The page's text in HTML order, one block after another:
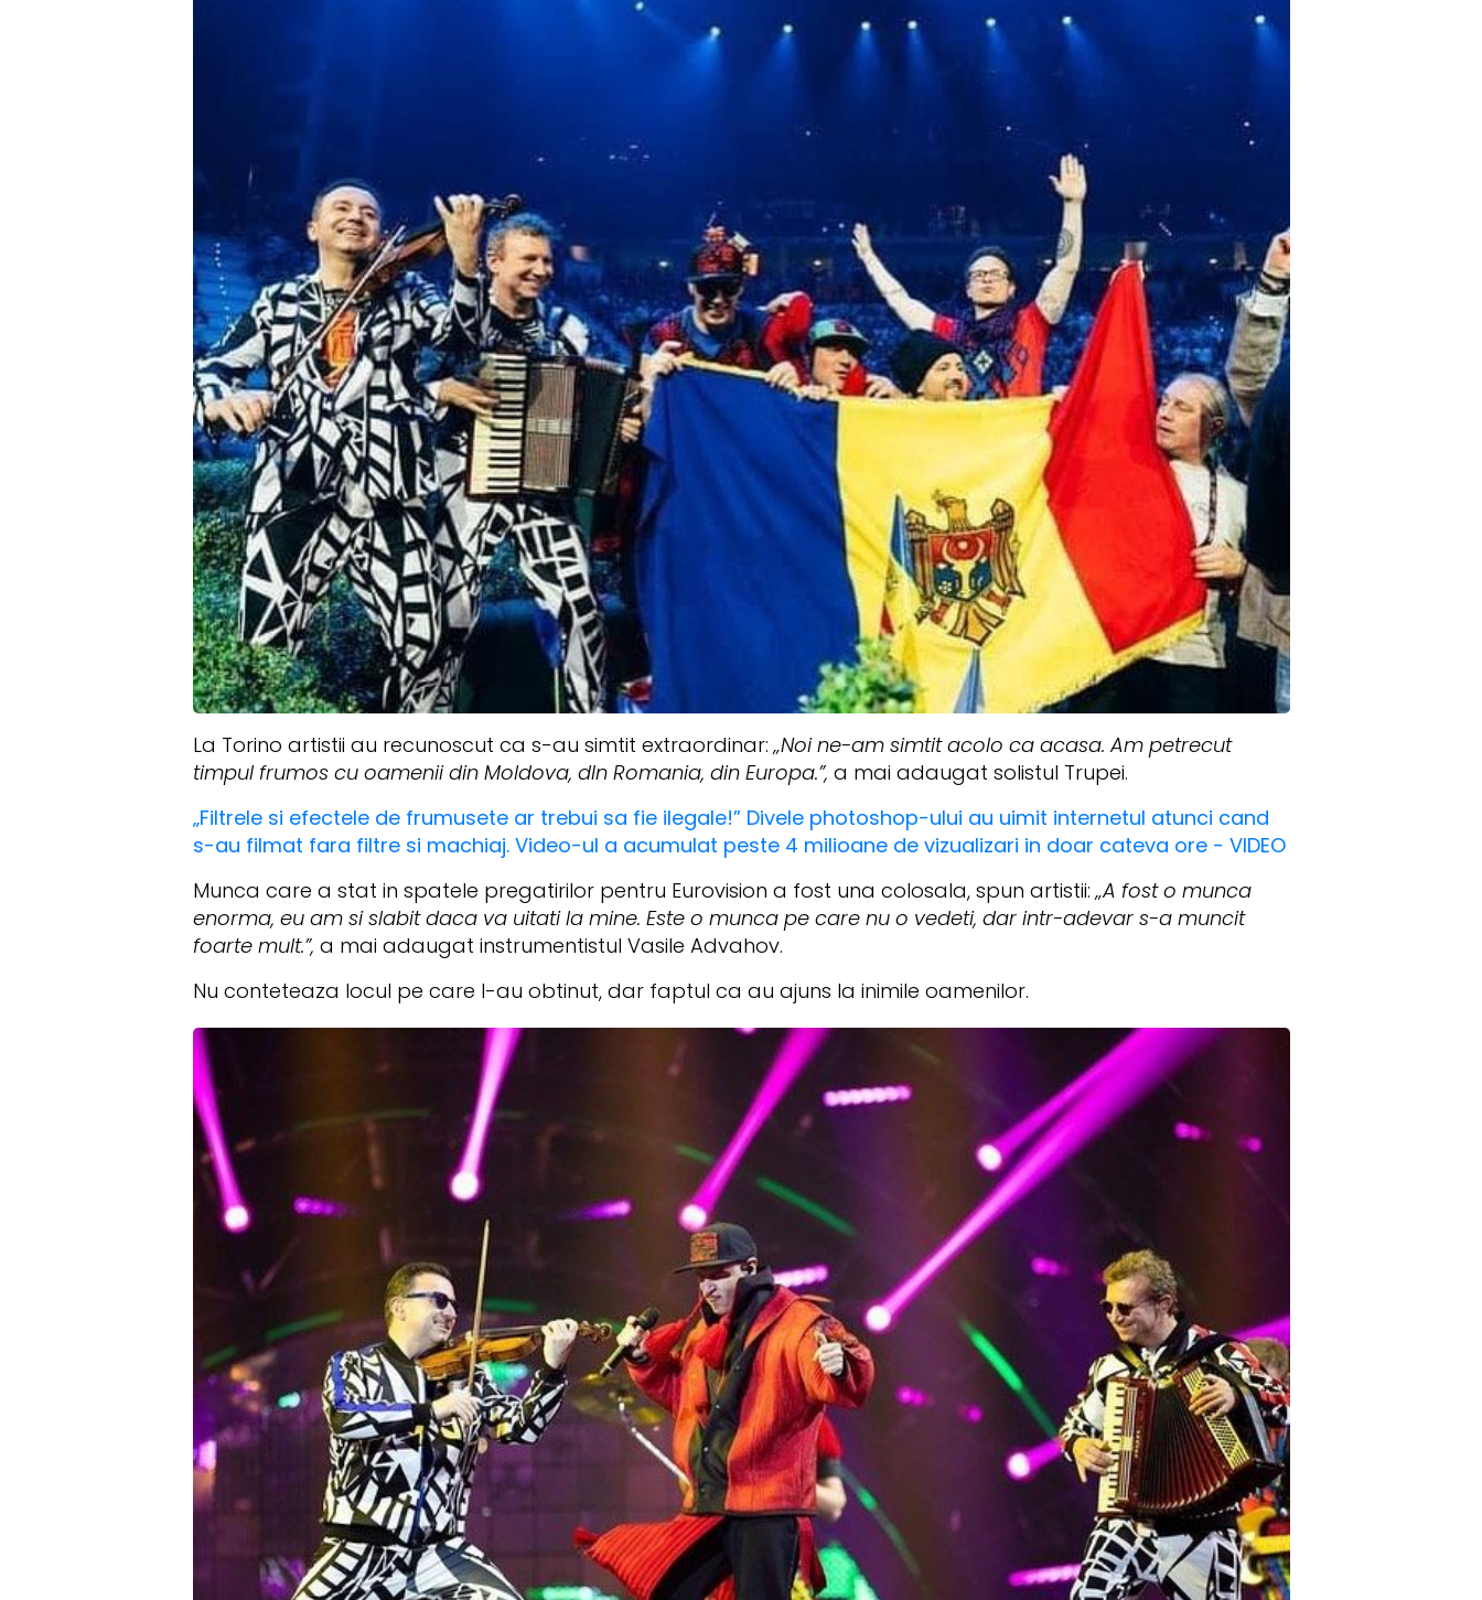
La Torino artistii au recunoscut ca s-au simtit extraordinar:„Noi ne-am simtit acolo ca acasa. Am petrecut
timpul frumos cu oamenii din Moldova, dIn Romania, din Europa.”, a mai adaugat solistul Trupei.
„Filtrele si efectele de frumusete ar trebui sa fie ilegale!” Divele photoshop-ului au uimit internetul atunci cand
s-au filmat fara filtre si machiaj. Video-ul a acumulat peste 4 milioane de vizualizari in doar cateva ore - VIDEO
Munca care a stat in spatele pregatirilor pentru Eurovision a fost una colosala, spun artistii:„A fost o munca
enorma, eu am si slabit daca va uitati la mine. Este o munca pe care nu o vedeti, dar intr-adevar s-a muncit
foarte mult.”, a mai adaugat instrumentistul Vasile Advahov.
Nu conteteaza locul pe care l-au obtinut, dar faptul ca au ajuns la inimile oamenilor.